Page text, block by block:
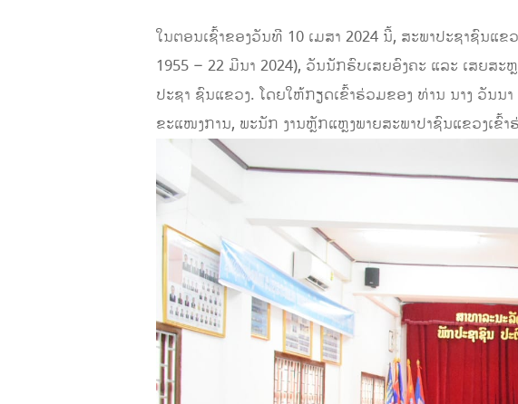
ໃນຕອນເຊົ້າຂອງວັນທີ 10 ເມສາ 2024 ນີ້, ສະພາປະຊາຊົນ
1955 – 22 ມີນາ 2024), ວັນນັກຮົບເສຍອົງຄະ ແລະ ເສຍສ
ປະຊາ ຊົນແຂວງ. ໂດຍໃຫ້ກຽດເຂົ້າຮ່ວມຂອງ ທ່ານ ນາງ ວັນ
ຂະແໜງການ, ພະນັກ ງານຫຼັກແຫຼງພາຍສະພາປາຊົນແຂວງເຂົ້າ